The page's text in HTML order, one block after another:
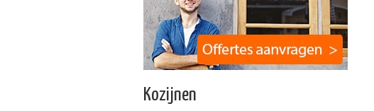
Kozijnen